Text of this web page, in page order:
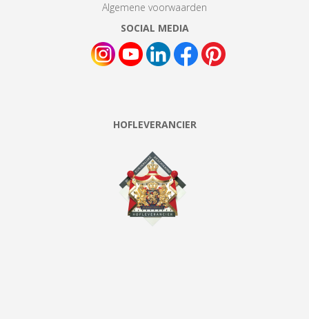
Algemene voorwaarden
SOCIAL MEDIA
HOFLEVERANCIER